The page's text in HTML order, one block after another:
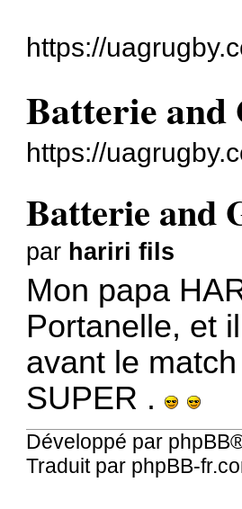
https://
Batterie and
https://
Batterie and
par hariri fils
Mon papa
Portanelle, et
avant le
SUPER .
Développé par phpBB
Traduit par phpBB-